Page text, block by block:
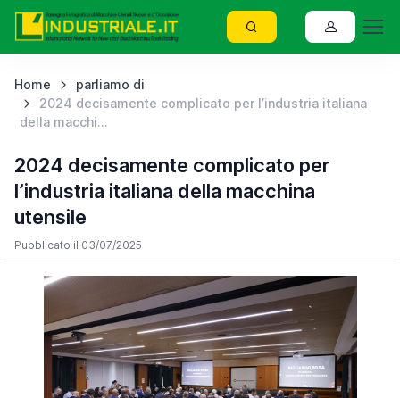
Home
parliamo di
2024 decisamente complicato per l’industria italiana
della macchi...
2024 decisamente complicato per
l’industria italiana della macchina
utensile
Pubblicato il 03/07/2025